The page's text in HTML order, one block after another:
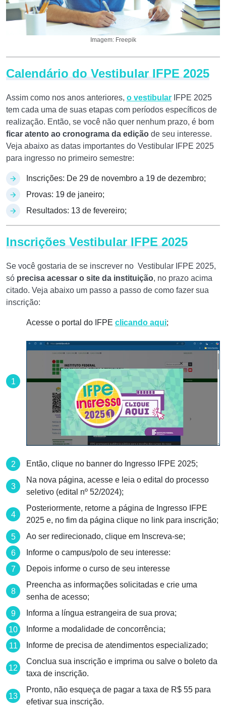
Imagem: Freepik
Calendário do Vestibular IFPE 2025
Assim como nos anos anteriores, o vestibular IFPE 2025
tem cada uma de suas etapas com períodos específicos de
realização. Então, se você não quer nenhum prazo, é bom
ficar atento ao cronograma da edição de seu interesse.
Veja abaixo as datas importantes do Vestibular IFPE 2025
para ingresso no primeiro semestre:
Inscrições: De 29 de novembro a 19 de dezembro;
Provas: 19 de janeiro;
Resultados: 13 de fevereiro;
Inscrições Vestibular IFPE 2025
Se você gostaria de se inscrever no Vestibular IFPE 2025,
só precisa acessar o site da instituição, no prazo acima
citado. Veja abaixo um passo a passo de como fazer sua
inscrição:
Acesse o portal do IFPE clicando aqui;
Então, clique no banner do Ingresso IFPE 2025;
Na nova página, acesse e leia o edital do processo
seletivo (edital nº 52/2024);
Posteriormente, retorne a página de Ingresso IFPE
2025 e, no fim da página clique no link para inscrição;
Ao ser redirecionado, clique em Inscreva-se;
Informe o campus/polo de seu interesse:
Depois informe o curso de seu interesse
Preencha as informações solicitadas e crie uma
senha de acesso;
Informa a língua estrangeira de sua prova;
Informe a modalidade de concorrência;
Informe de precisa de atendimentos especializado;
Conclua sua inscrição e imprima ou salve o boleto da
taxa de inscrição.
Pronto, não esqueça de pagar a taxa de R$ 55 para
efetivar sua inscrição.